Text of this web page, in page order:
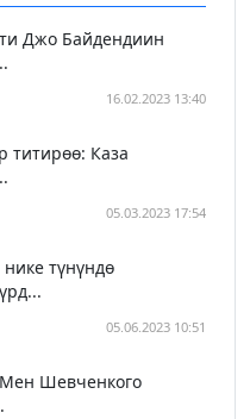
Джо Байдендиин
16.02.2023 13:40
титирөө: Каза
05.03.2023 17:54
түнүндө
05.06.2023 10:51
Мен Шевченкого